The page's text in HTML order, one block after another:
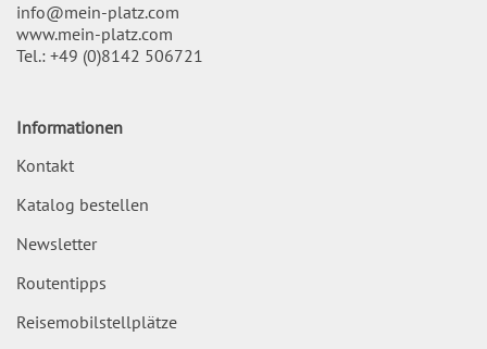
info@mein-platz.com
www.mein-platz.com
Tel.: +49 (0)8142 506721
Informationen
Kontakt
Katalog bestellen
Newsletter
Routentipps
Reisemobilstellplätze